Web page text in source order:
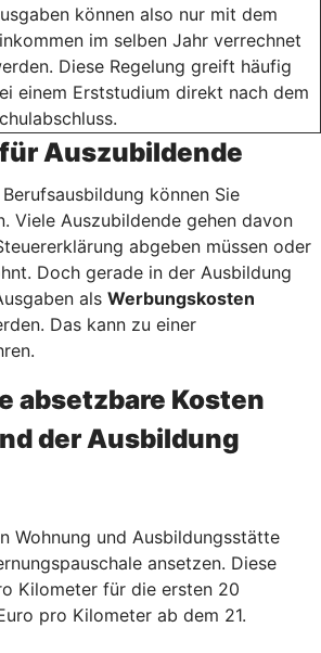
können also nur mit dem
im selben Jahr verrechnet
Diese Regelung greift häufig
einem Erststudium direkt nach dem
Auszubildende
können Sie
Viele Auszubildende gehen davon
abgeben müssen oder
Doch gerade in der Ausbildung
als Werbungskosten
Das kann zu einer
absetzbare Kosten
der Ausbildung
Wohnung und Ausbildungsstätte
ansetzen. Diese
Kilometer für die ersten 20
pro Kilometer ab dem 21.